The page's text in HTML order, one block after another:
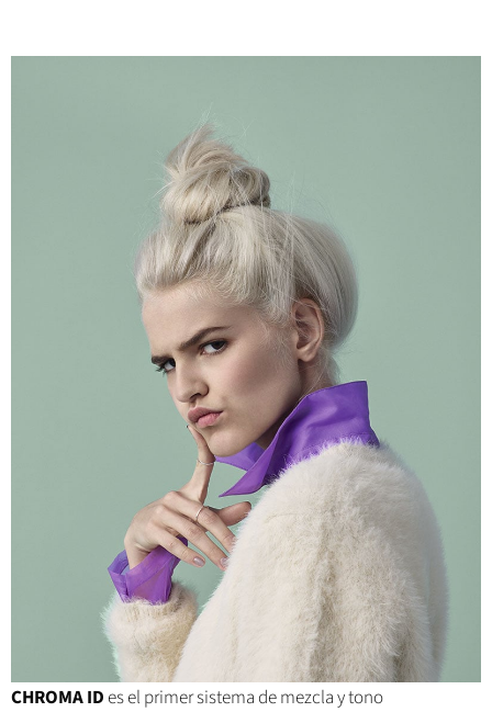
CHROMA ID es el primer sistema de mezcla y tono